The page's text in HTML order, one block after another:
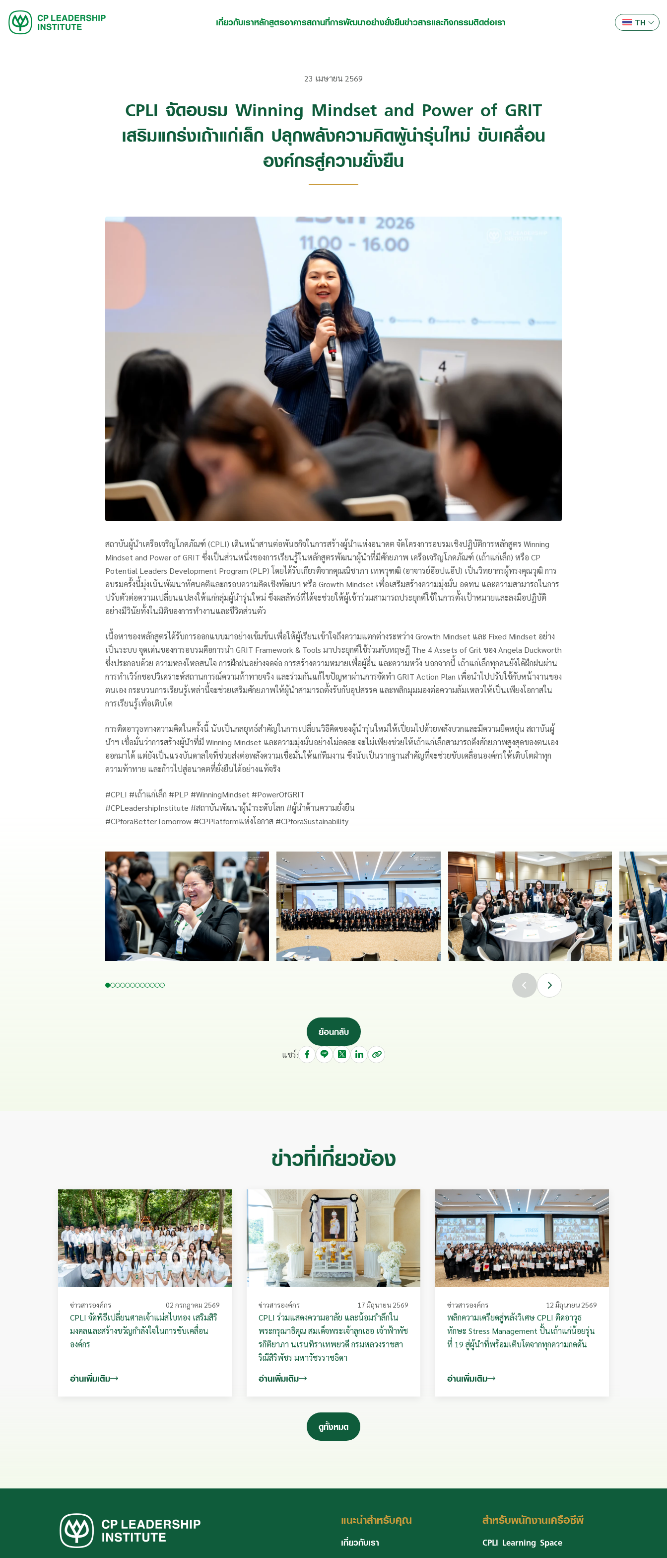
เกี่ยวกับเราหลักสูตรอาคารสถานที่การพัฒนาอย่างยั่งยืนข่าวสารและกิจกรรมติดต่อเรา TH
23 เมษายน 2569
CPLI จัดอบรม Winning Mindset and Power of GRIT
เสริมแกร่งเถ้าแก่เล็ก ปลุกพลังความคิดผู้นำรุ่นใหม่ ขับเคลื่อน
องค์กรสู่ความยั่งยืน
สถาบันผู้นำเครือเจริญโภคภัณฑ์ (CPLI) เดินหน้าสานต่อพันธกิจในการสร้างผู้นำแห่งอนาคต จัดโครงการอบรมเชิงปฏิบัติการหลักสูตร Winning
Mindset and Power of GRIT ซึ่งเป็นส่วนหนึ่งของการเรียนรู้ในหลักสูตรพัฒนาผู้นำที่มีศักยภาพ เครือเจริญโภคภัณฑ์ (เถ้าแก่เล็ก) หรือ CP
Potential Leaders Development Program (PLP) โดยได้รับเกียรติจากคุณณิชาภา เทพวุฑฒิ (อาจารย์อ๊อปแอ๊ป) เป็นวิทยากรผู้ทรงคุณวุฒิ การ
อบรมครั้งนี้มุ่งเน้นพัฒนาทัศนคติและกรอบความคิดเชิงพัฒนา หรือ Growth Mindset เพื่อเสริมสร้างความมุ่งมั่น อดทน และความสามารถในการ
ปรับตัวต่อความเปลี่ยนแปลงให้แก่กลุ่มผู้นำรุ่นใหม่ ซึ่งผลลัพธ์ที่ได้จะช่วยให้ผู้เข้าร่วมสามารถประยุกต์ใช้ในการตั้งเป้าหมายและลงมือปฏิบัติ
อย่างมีวินัยทั้งในมิติของการทำงานและชีวิตส่วนตัว
เนื้อหาของหลักสูตรได้รับการออกแบบมาอย่างเข้มข้นเพื่อให้ผู้เรียนเข้าใจถึงความแตกต่างระหว่าง Growth Mindset และ Fixed Mindset อย่าง
เป็นระบบ จุดเด่นของการอบรมคือการนำ GRIT Framework & Tools มาประยุกต์ใช้ร่วมกับทฤษฎี The 4 Assets of Grit ของ Angela Duckworth
ซึ่งประกอบด้วย ความหลงใหลสนใจ การฝึกฝนอย่างจดจ่อ การสร้างความหมายเพื่อผู้อื่น และความหวัง นอกจากนี้ เถ้าแก่เล็กทุกคนยังได้ฝึกฝนผ่าน
การทำเวิร์กชอปวิเคราะห์สถานการณ์ความท้าทายจริง และร่วมกันแก้ไขปัญหาผ่านการจัดทำ GRIT Action Plan เพื่อนำไปปรับใช้กับหน้างานของ
ตนเอง กระบวนการเรียนรู้เหล่านี้จะช่วยเสริมศักยภาพให้ผู้นำสามารถตั้งรับกับอุปสรรค และพลิกมุมมองต่อความล้มเหลวให้เป็นเพียงโอกาสใน
การเรียนรู้เพื่อเติบโต
การติดอาวุธทางความคิดในครั้งนี้ นับเป็นกลยุทธ์สำคัญในการเปลี่ยนวิธีคิดของผู้นำรุ่นใหม่ให้เปี่ยมไปด้วยพลังบวกและมีความยืดหยุ่น สถาบันผู้
นำฯ เชื่อมั่นว่าการสร้างผู้นำที่มี Winning Mindset และความมุ่งมั่นอย่างไม่ลดละ จะไม่เพียงช่วยให้เถ้าแก่เล็กสามารถดึงศักยภาพสูงสุดของตนเอง
ออกมาได้ แต่ยังเป็นแรงบันดาลใจที่ช่วยส่งต่อพลังความเชื่อมั่นให้แก่ทีมงาน ซึ่งนับเป็นรากฐานสำคัญที่จะช่วยขับเคลื่อนองค์กรให้เติบโตฝ่าทุก
ความท้าทาย และก้าวไปสู่อนาคตที่ยั่งยืนได้อย่างแท้จริง
#CPLI #เถ้าแก่เล็ก #PLP #WinningMindset #PowerOfGRIT
#CPLeadershipInstitute #สถาบันพัฒนาผู้นำระดับโลก #ผู้นำด้านความยั่งยืน
#CPforaBetterTomorrow #CPPlatformแห่งโอกาส #CPforaSustainability
ย้อนกลับ
แชร์:
ข่าวที่เกี่ยวข้อง
ข่าวสารองค์กร 02 กรกฎาคม 2569
CPLI จัดพิธีเปลี่ยนศาลเจ้าแม่สไบทอง เสริมสิริ
มงคลและสร้างขวัญกำลังใจในการขับเคลื่อน
องค์กร
อ่านเพิ่มเติม
ข่าวสารองค์กร 17 มิถุนายน 2569
CPLI ร่วมแสดงความอาลัย และน้อมรำลึกใน
พระกรุณาธิคุณ สมเด็จพระเจ้าลูกเธอ เจ้าฟ้าพัช
รกิติยาภา นเรนทิราเทพยวดี กรมหลวงราชสา
ริณีสิริพัชร มหาวัชรราชธิดา
อ่านเพิ่มเติม
ข่าวสารองค์กร 12 มิถุนายน 2569
พลิกความเครียดสู่พลังวิเศษ CPLI ติดอาวุธ
ทักษะ Stress Management ปั้นเถ้าแก่น้อยรุ่น
ที่ 19 สู่ผู้นำที่พร้อมเติบโตจากทุกความกดดัน
อ่านเพิ่มเติม
ดูทั้งหมด
แนะนำสำหรับคุณ
เกี่ยวกับเรา
สำหรับพนักงานเครือซีพี
CPLI Learning Space